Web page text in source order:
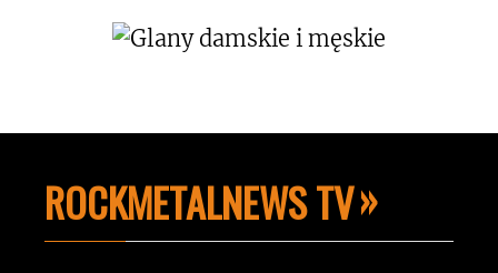
ROCKMETALNEWS TV